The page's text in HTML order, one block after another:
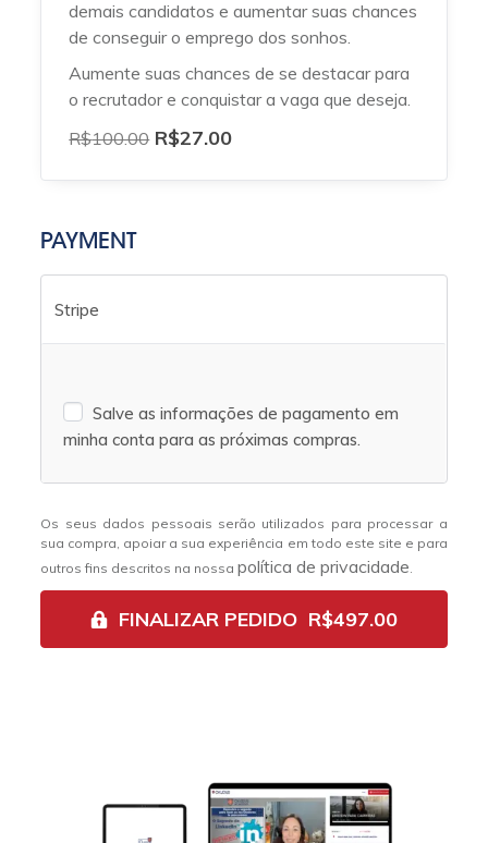
demais candidatos e aumentar suas chances
de conseguir o emprego dos sonhos.
Aumente suas chances de se destacar para
o recrutador e conquistar a vaga que deseja.
R$100.00 R$27.00
PAYMENT
Stripe
Salve as informações de pagamento em
minha conta para as próximas compras.
Os seus dados pessoais serão utilizados para processar a
sua compra, apoiar a sua experiência em todo este site e para
outros fins descritos na nossapolítica de privacidade.
FINALIZAR PEDIDO R$497.00